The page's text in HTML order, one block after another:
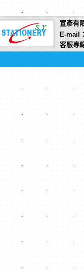
宣彥有
E-mail
客服專